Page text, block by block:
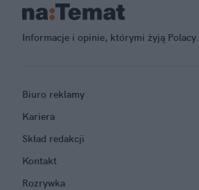
Informacje i opinie, którymi żyją Polacy.
Biuro reklamy
Kariera
Skład redakcji
Kontakt
Rozrywka